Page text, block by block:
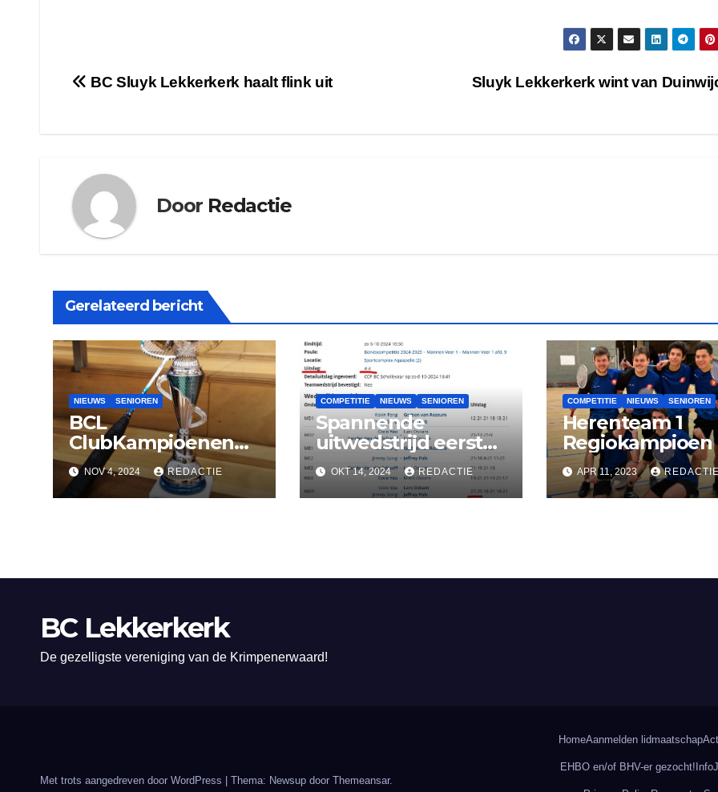
Bericht
Sluyk Lekkerkerk wint van
BC Sluyk Lekkerkerk haalt flink uit
Door Redactie
Gerelateerd bericht
NIEUWS SENIOREN
BCL
ClubKampioenen
2024
NOV 4, 2024 REDACTIE
COMPETITIE NIEUWS SENIOREN
Spannende
uitwedstrijd eerste
herenteam BC
Lekkerkerk
OKT 14, 2024 REDACTIE
COMPETITIE NIEUWS SENIOREN
Herenteam 1
Regiokampioen
APR 11, 2023
BC Lekkerkerk
De gezelligste vereniging van de Krimpenerwaard!
Met trots aangedreven door WordPress Thema: Newsup door Themeansar.
HomeAanmelden lidmaatschap
EHBO en/of BHV-er gezocht! Info